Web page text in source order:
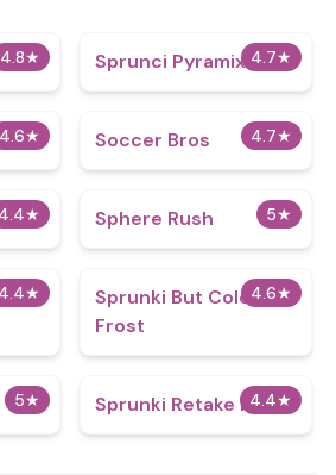
4.8★ 4.7★
Sprunci Pyramix Look
4.6★ 4.7★
Soccer Bros
4.4★ 5★
Sphere Rush
4.4★ 4.6★
Sprunki But Cold As
Frost
5★ 4.4★
Sprunki Retake Max